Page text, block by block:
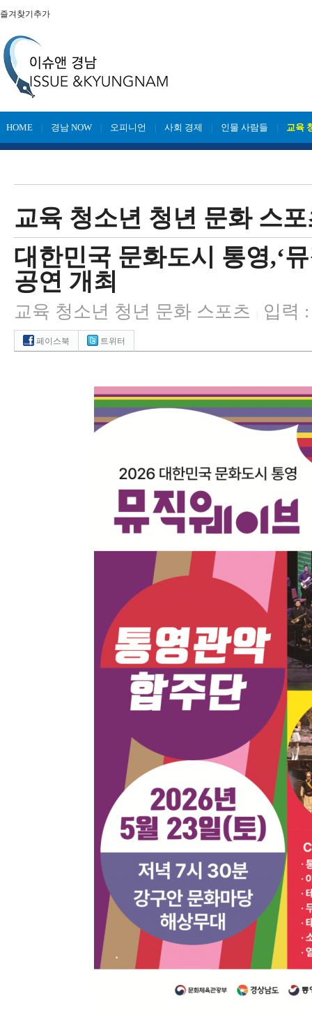
즐겨찾기추가
HOME 경남 NOW 오피니언 사회 경제 인물 사람들 교육
교육 청소년 청년 문화 스
대한민국 문화도시 통영,‘
공연 개최
교육 청소년 청년 문화 스포츠 입력
페이스북 트위터